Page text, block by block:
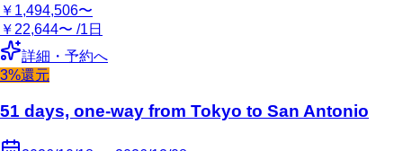
￥1,494,506〜
￥22,644〜 /1日
詳細・予約へ
3%還元
51 days, one-way from Tokyo to San Antonio